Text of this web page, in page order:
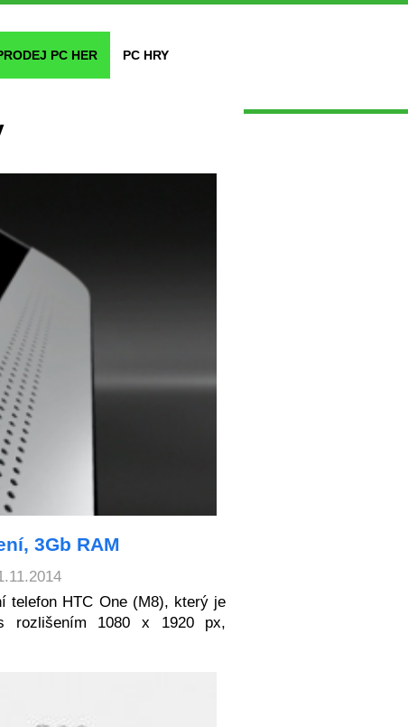
PC HER PC HRY
3Gb RAM
telefon HTC One (M8), který je
rozlišením 1080 x 1920 px,